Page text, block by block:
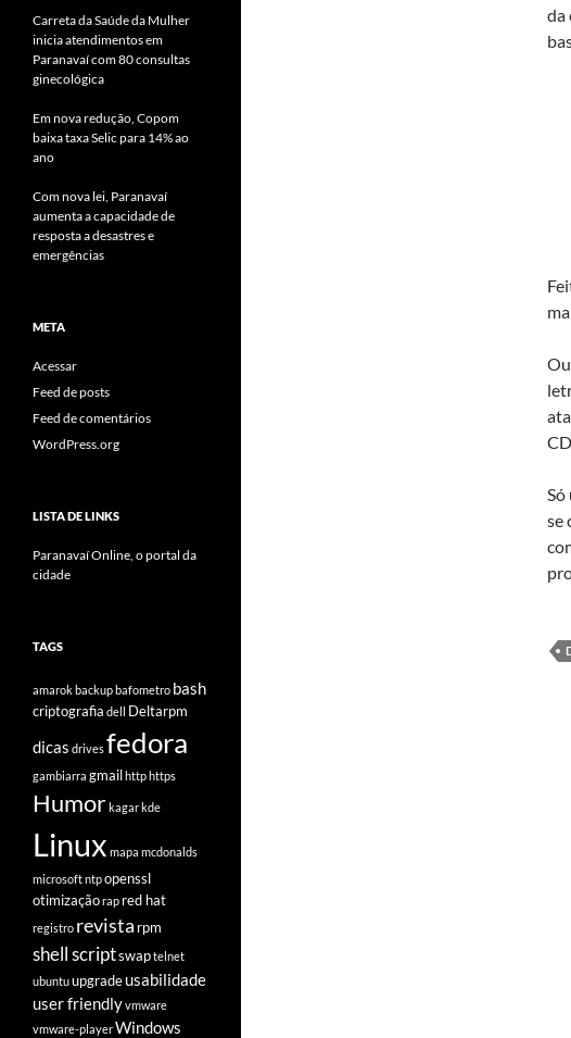
da
Só
se
Carreta da Saúde da Mulher
inicia atendimentos em
Paranavaí com 80 consultas
ginecológica
Em nova redução, Copom
baixa taxa Selic para 14% ao
ano
Com nova lei, Paranavaí
aumenta a capacidade de
resposta a desastres e
emergências
META
Acessar
Feed de posts
Feed de comentários
WordPress.org
LISTA DE LINKS
Paranavaí Online, o portal da
cidade
TAGS
amarokbackupbafometro bash
criptografia dell Deltarpm
dicas drivesfedora
gambiarra gmailhttphttps
Humorkagarkde
Linux mapa mcdonalds
microsoftntpopenssl
otimizaçãorap red hat
registro revista rpm
shell scriptswaptelnet
ubuntuupgradeusabilidade
user friendlyvmware
vmware-playerWindows